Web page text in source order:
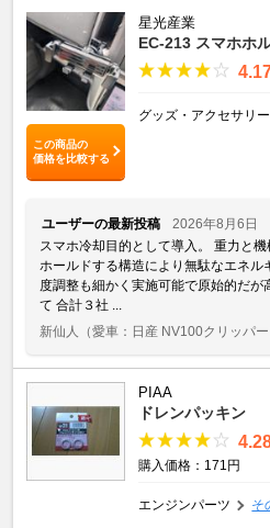
この商品の
価格を比較する
星光産業
EC-213 スマホホ
グッズ・アクセサリー
ユーザーの最新投稿
2026年8月6日
スマホ冷却目的として導入。 重力と
ホールドする構造により無駄なエネル
度調整も細かく実施可能で原始的だが
て 合計３社 ...
新仙人
（愛車：日産 NV100クリッパー
PIAA
ドレンパッキン
購入価格：171円
エンジンパーツ そ